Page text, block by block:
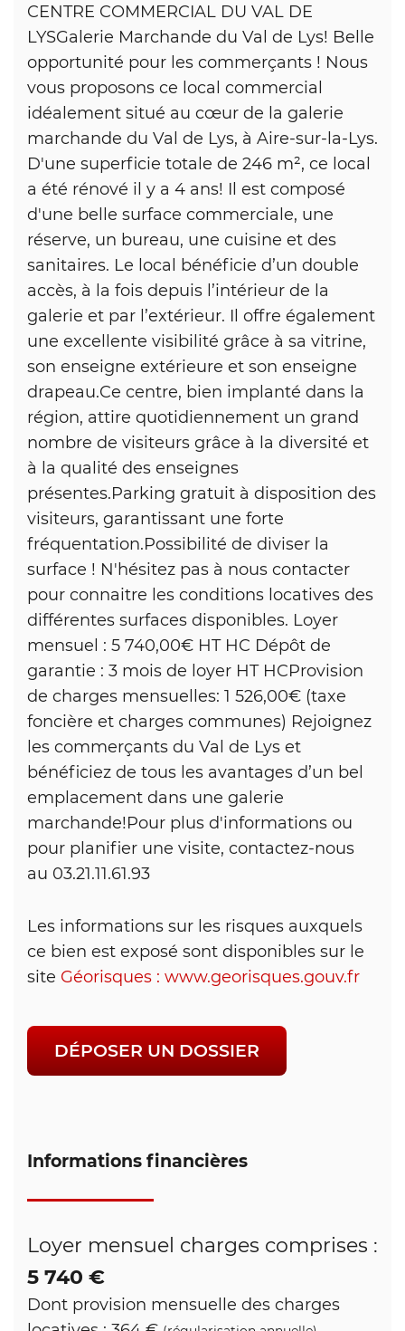
CENTRE COMMERCIAL DU VAL DE
LYSGalerie Marchande du Val de Lys! Belle
opportunité pour les commerçants ! Nous
vous proposons ce local commercial
idéalement situé au cœur de la galerie
marchande du Val de Lys, à Aire-sur-la-Lys.
D'une superficie totale de 246 m², ce local
a été rénové il y a 4 ans! Il est composé
d'une belle surface commerciale, une
réserve, un bureau, une cuisine et des
sanitaires. Le local bénéficie d’un double
accès, à la fois depuis l’intérieur de la
galerie et par l’extérieur. Il offre également
une excellente visibilité grâce à sa vitrine,
son enseigne extérieure et son enseigne
drapeau.Ce centre, bien implanté dans la
région, attire quotidiennement un grand
nombre de visiteurs grâce à la diversité et
à la qualité des enseignes
présentes.Parking gratuit à disposition des
visiteurs, garantissant une forte
fréquentation.Possibilité de diviser la
surface ! N'hésitez pas à nous contacter
pour connaitre les conditions locatives des
différentes surfaces disponibles. Loyer
mensuel : 5 740,00€ HT HC Dépôt de
garantie : 3 mois de loyer HT HCProvision
de charges mensuelles: 1 526,00€ (taxe
foncière et charges communes) Rejoignez
les commerçants du Val de Lys et
bénéficiez de tous les avantages d’un bel
emplacement dans une galerie
marchande!Pour plus d'informations ou
pour planifier une visite, contactez-nous
au 03.21.11.61.93
Les informations sur les risques auxquels
ce bien est exposé sont disponibles sur le
site Géorisques : www.georisques.gouv.fr
DÉPOSER UN DOSSIER
Informations financières
Loyer mensuel charges comprises :
5 740 €
Dont provision mensuelle des charges